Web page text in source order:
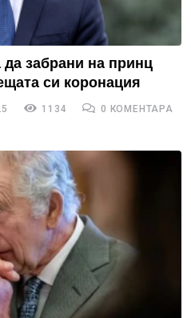
забрани на принц
си коронация
1134 0 КОМЕНТАРА